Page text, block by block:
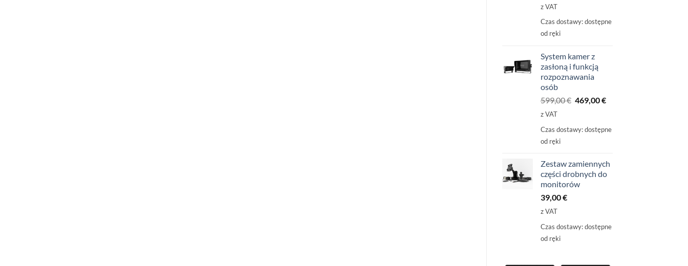
z VAT
Czas dostawy:dostępne
od ręki
System kamer z
zasłoną i funkcją
rozpoznawania
osób
599,00€ Pierwotna
599,00
469,00€Aktualna
469,00
z VAT
Czas dostawy:dostępne
od ręki
Zestaw zamiennych
części drobnych do
monitorów
39,00€
z VAT
Czas dostawy:dostępne
od ręki